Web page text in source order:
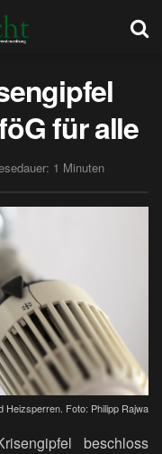
für alle
1 Minuten
Heizsperren. Foto: Philipp Rajwa
beschloss